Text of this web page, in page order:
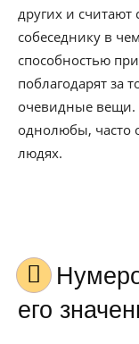
других и
собеседнику в
способностью
поблагодарят за
очевидные вещи.
однолюбы, часто
людях.
Нумерология имени Фоби и
его